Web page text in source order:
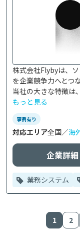
株式会社Flybyは、
を企業競争力へとつ
当社の大きな特徴は
もっと見る
事例有り
対応エリア全国／海
企業詳細
業務システム
1 2